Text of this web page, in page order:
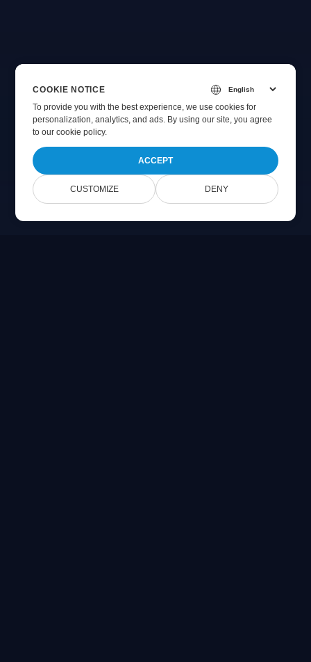
COOKIE NOTICE
To provide you with the best experience, we use cookies for
personalization, analytics, and ads. By using our site, you agree
toour cookie policy.
ACCEPT
CUSTOMIZE DENY